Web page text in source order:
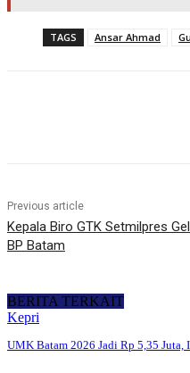
TAGS Ansar Ahmad
Previous article
Kepala Biro GTK Setmilpres
BP Batam
BERITA TERKAIT
Kepri
UMK Batam 2026 Jadi Rp 5,35